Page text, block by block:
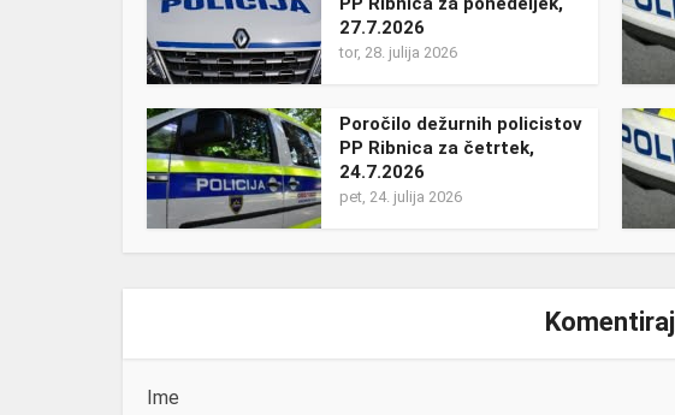
27.7.2026
tor, 28. julija 2026
Poročilo dežurnih policistov
PP Ribnica za četrtek,
24.7.2026
pet, 24. julija 2026
Komentiraj
Ime